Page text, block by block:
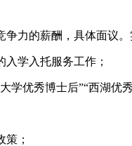
力的薪酬，具体面议
学入托服务工作；
学优秀博士后”“西湖优
；